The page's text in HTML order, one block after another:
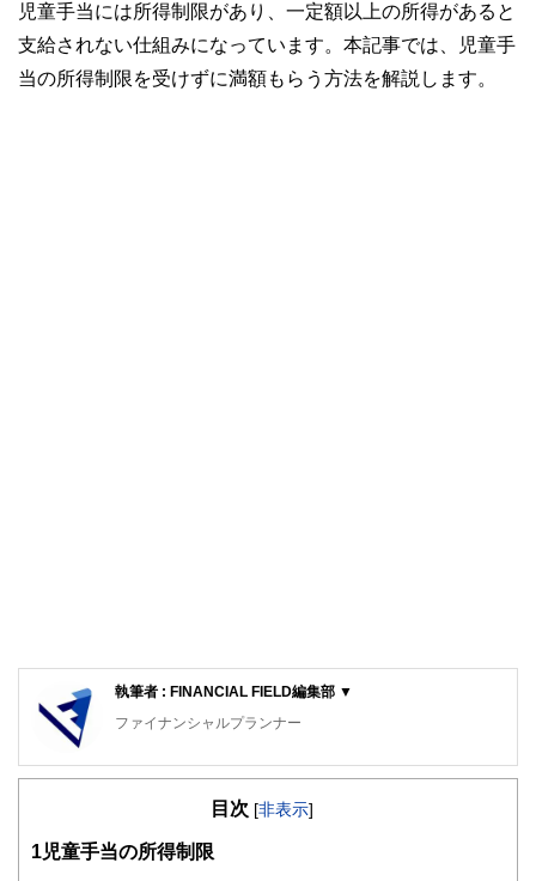
児童手当には所得制限があり、一定額以上の所得があると
支給されない仕組みになっています。本記事では、児童手
当の所得制限を受けずに満額もらう方法を解説します。
執筆者 : FINANCIAL FIELD編集部 ▼
ファイナンシャルプランナー
FinancialField編集部は、金融、経済に関する記事を、日々
知識がない方でも理解できるようわかりやすく発信していま
目次 [非表示]
1 児童手当の所得制限